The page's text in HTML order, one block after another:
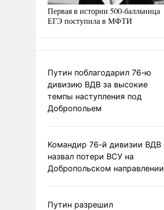
Первая в истории 500-балльница
ЕГЭ поступила в МФТИ
Путин поблагодарил 76-ю
дивизию ВДВ за высокие
темпы наступления под
Добропольем
Командир 76-й дивизии ВДВ
назвал потери ВСУ на
Добропольском направлении
Путин разрешил